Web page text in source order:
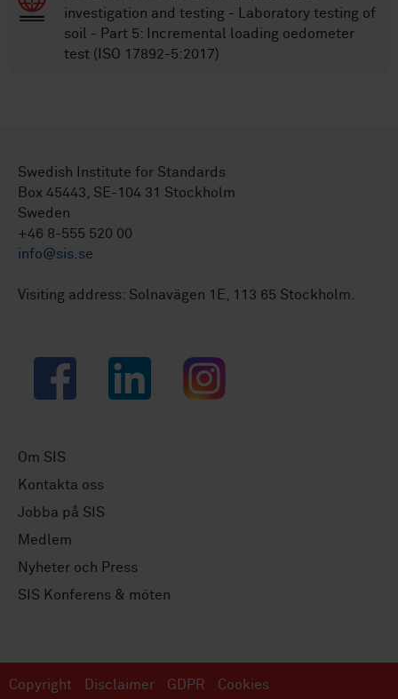
investigation and testing - Laboratory testing of
soil - Part 5: Incremental loading oedometer
test (ISO 17892-5:2017)
Swedish Institute for Standards
Box 45443, SE-104 31 Stockholm
Sweden
+46 8-555 520 00
info@sis.se
Visiting address: Solnavägen 1E, 113 65 Stockholm.
Facebook LinkedIn Instagram
Om SIS
Kontakta oss
Jobba på SIS
Medlem
Nyheter och Press
SIS Konferens & möten
Copyright Disclaimer GDPR Cookies